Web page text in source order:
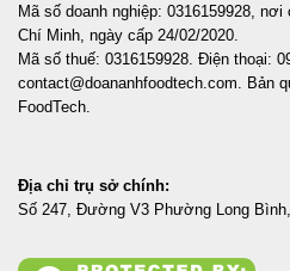
Mã số doanh nghiệp: 0316159928,
Chí Minh, ngày cấp 24/02/2020.
Mã số thuế: 0316159928. Điện thoại:
contact@doananhfoodtech.com. Bản
FoodTech.
Địa chỉ trụ sở chính:
Số 247, Đường V3 Phường Long